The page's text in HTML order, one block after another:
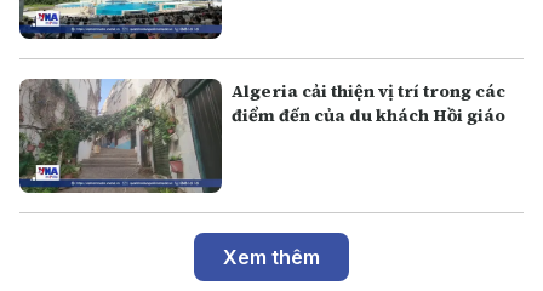
Algeria cải thiện vị trí trong các
điểm đến của du khách Hồi giáo
Xem thêm